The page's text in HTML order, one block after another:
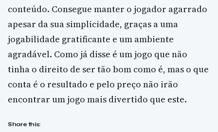
conteúdo. Consegue manter o jogador agarrado
apesar da sua simplicidade, graças a uma
jogabilidade gratificante e um ambiente
agradável. Como já disse é um jogo que não
tinha o direito de ser tão bom como é, mas o que
conta é o resultado e pelo preço não irão
encontrar um jogo mais divertido que este.
Share this: